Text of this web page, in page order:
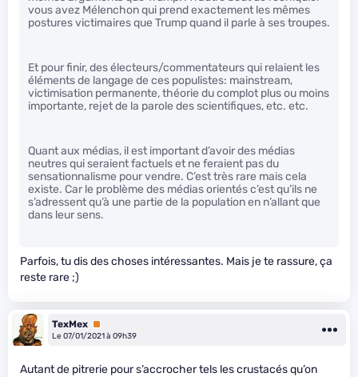
vous avez Mélenchon qui prend exactement les mêmes
postures victimaires que Trump quand il parle à ses troupes.
Et pour finir, des électeurs/commentateurs qui relaient les
éléments de langage de ces populistes: mainstream,
victimisation permanente, théorie du complot plus ou moins
importante, rejet de la parole des scientifiques, etc. etc.
Quant aux médias, il est important d’avoir des médias
neutres qui seraient factuels et ne feraient pas du
sensationnalisme pour vendre. C’est très rare mais cela
existe. Car le problème des médias orientés c’est qu’ils ne
s’adressent qu’à une partie de la population en n’allant que
dans leur sens.
Parfois, tu dis des choses intéressantes. Mais je te rassure, ça
reste rare ;)
TexMex Premium
Le 07/01/2021 à 09h39
Autant de pitrerie pour s’accrocher tels les crustacés qu’on